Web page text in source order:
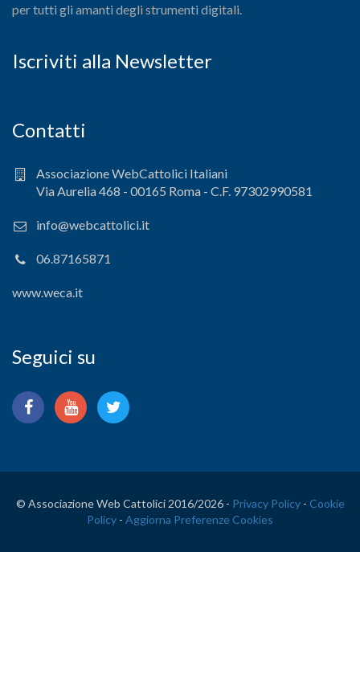
per tutti gli amanti degli strumenti digitali.
Iscriviti alla Newsletter
Contatti
Associazione WebCattolici Italiani
Via Aurelia 468 - 00165 Roma - C.F. 97302990581
info@webcattolici.it
06.87165871
www.weca.it
Seguici su
© Associazione Web Cattolici 2016/2026 - Privacy Policy- Cookie
Policy - Aggiorna Preferenze Cookies